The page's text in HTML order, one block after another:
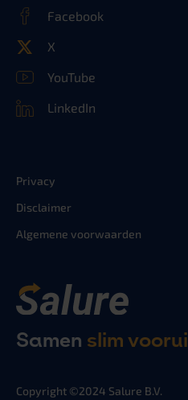
Facebook
X
YouTube
LinkedIn
Privacy
Disclaimer
Algemene voorwaarden
Copyright ©2024 Salure B.V.
Samen slim